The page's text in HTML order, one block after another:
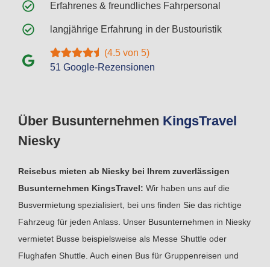
Über Busunternehmen KingsTravel
Niesky
Reisebus mieten ab Niesky bei Ihrem zuverlässigen
Busunternehmen KingsTravel: Wir haben uns auf die
Busvermietung spezialisiert, bei uns finden Sie das richtige
Fahrzeug für jeden Anlass. Unser Busunternehmen in Niesky
vermietet Busse beispielsweise als Messe Shuttle oder
Flughafen Shuttle. Auch einen Bus für Gruppenreisen und
Erfahrenes & freundliches Fahrpersonal
langjährige Erfahrung in der Bustouristik
(4.5 von 5)
51 Google-Rezensionen